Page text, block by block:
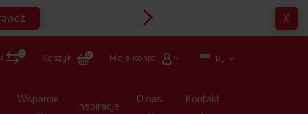
X
0 Koszyk 0 Moje konto PL
Wsparcie Inspiracje O nas Kontakt